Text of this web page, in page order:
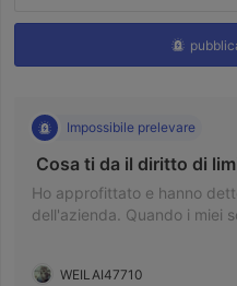
Impossibile prelevare
Ho approfittato e hanno
dell'azienda. Quando i miei
WEILAI47710